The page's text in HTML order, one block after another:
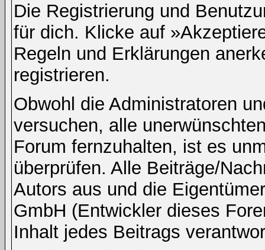
Die Registrierung und
für dich. Klicke auf
Regeln und Erklärungen
registrieren.
Obwohl die Administratoren
versuchen, alle
Forum fernzuhalten, ist es
überprüfen. Alle Beiträge/
Autors aus und die
GmbH (Entwickler dieses
Inhalt jedes Beitrags